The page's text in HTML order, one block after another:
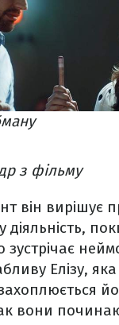
з фільму
він вирішує
Елізу, яка
вони